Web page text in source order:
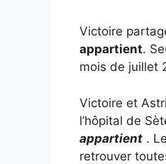
Victoire
appartient.
mois de juillet
Victoire et
l’hôpital de
appartient .
retrouver